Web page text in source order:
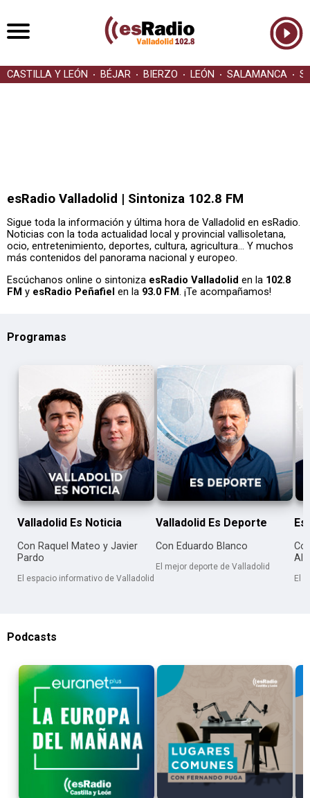
CASTILLA Y LEÓN BÉJAR BIERZO LEÓN SALAMANCA
esRadio Valladolid | Sintoniza 102.8 FM
Sigue toda la información y última hora de Valladolid en esRadio.
Noticias con la toda actualidad local y provincial vallisoletana,
ocio, entretenimiento, deportes, cultura, agricultura… Y muchos
más contenidos del panorama nacional y europeo.
Escúchanos online o sintoniza esRadio Valladolid en la 102.8
FM y esRadio Peñafiel en la 93.0 FM. ¡Te acompañamos!
Programas
Valladolid Es Noticia
Con Raquel Mateo y Javier
Pardo
El espacio informativo de Valladolid
Valladolid Es Deporte
Con Eduardo Blanco
El mejor deporte de Valladolid
El
Podcasts